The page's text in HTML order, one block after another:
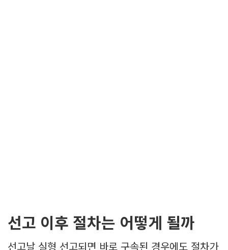
선고 이후 절차는 어떻게 될까
선고날 실형 선고되면 바로 구속된 경우에도 절차가